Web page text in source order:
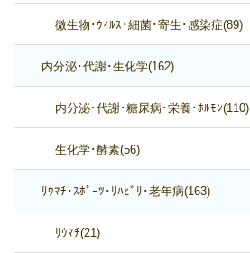
微生物･ｳｨﾙｽ･細菌･寄生･感染症(89)
内分泌･代謝･生化学(162)
内分泌･代謝･糖尿病･栄養･ﾎﾙﾓﾝ(110)
生化学･酵素(56)
ﾘｳﾏﾁ･ｽﾎﾟｰﾂ･ﾘﾊﾋﾞﾘ･老年病(163)
ﾘｳﾏﾁ(21)